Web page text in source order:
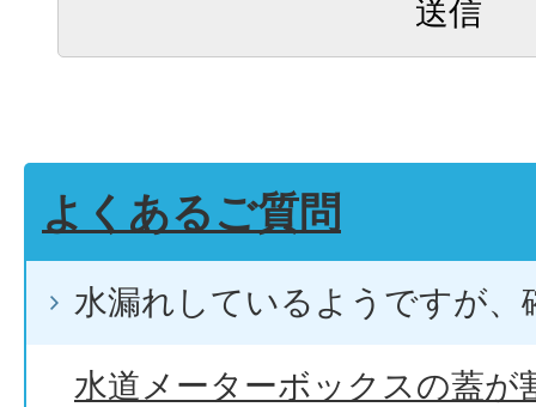
よくあるご質問
水漏れしているようですが、
水道メーターボックスの蓋が